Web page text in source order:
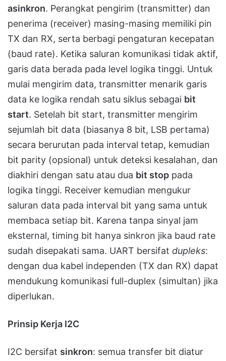
asinkron. Perangkat pengirim (transmitter) dan
penerima (receiver) masing-masing memiliki pin
TX dan RX, serta berbagi pengaturan kecepatan
(baud rate). Ketika saluran komunikasi tidak aktif,
garis data berada pada level logika tinggi. Untuk
mulai mengirim data, transmitter menarik garis
data ke logika rendah satu siklus sebagai bit
start. Setelah bit start, transmitter mengirim
sejumlah bit data (biasanya 8 bit, LSB pertama)
secara berurutan pada interval tetap, kemudian
bit parity (opsional) untuk deteksi kesalahan, dan
diakhiri dengan satu atau dua bit stop pada
logika tinggi. Receiver kemudian mengukur
saluran data pada interval bit yang sama untuk
membaca setiap bit. Karena tanpa sinyal jam
eksternal, timing bit hanya sinkron jika baud rate
sudah disepakati sama. UART bersifat dupleks:
dengan dua kabel independen (TX dan RX) dapat
mendukung komunikasi full-duplex (simultan) jika
diperlukan.
Prinsip Kerja I2C
I2C bersifat sinkron: semua transfer bit diatur